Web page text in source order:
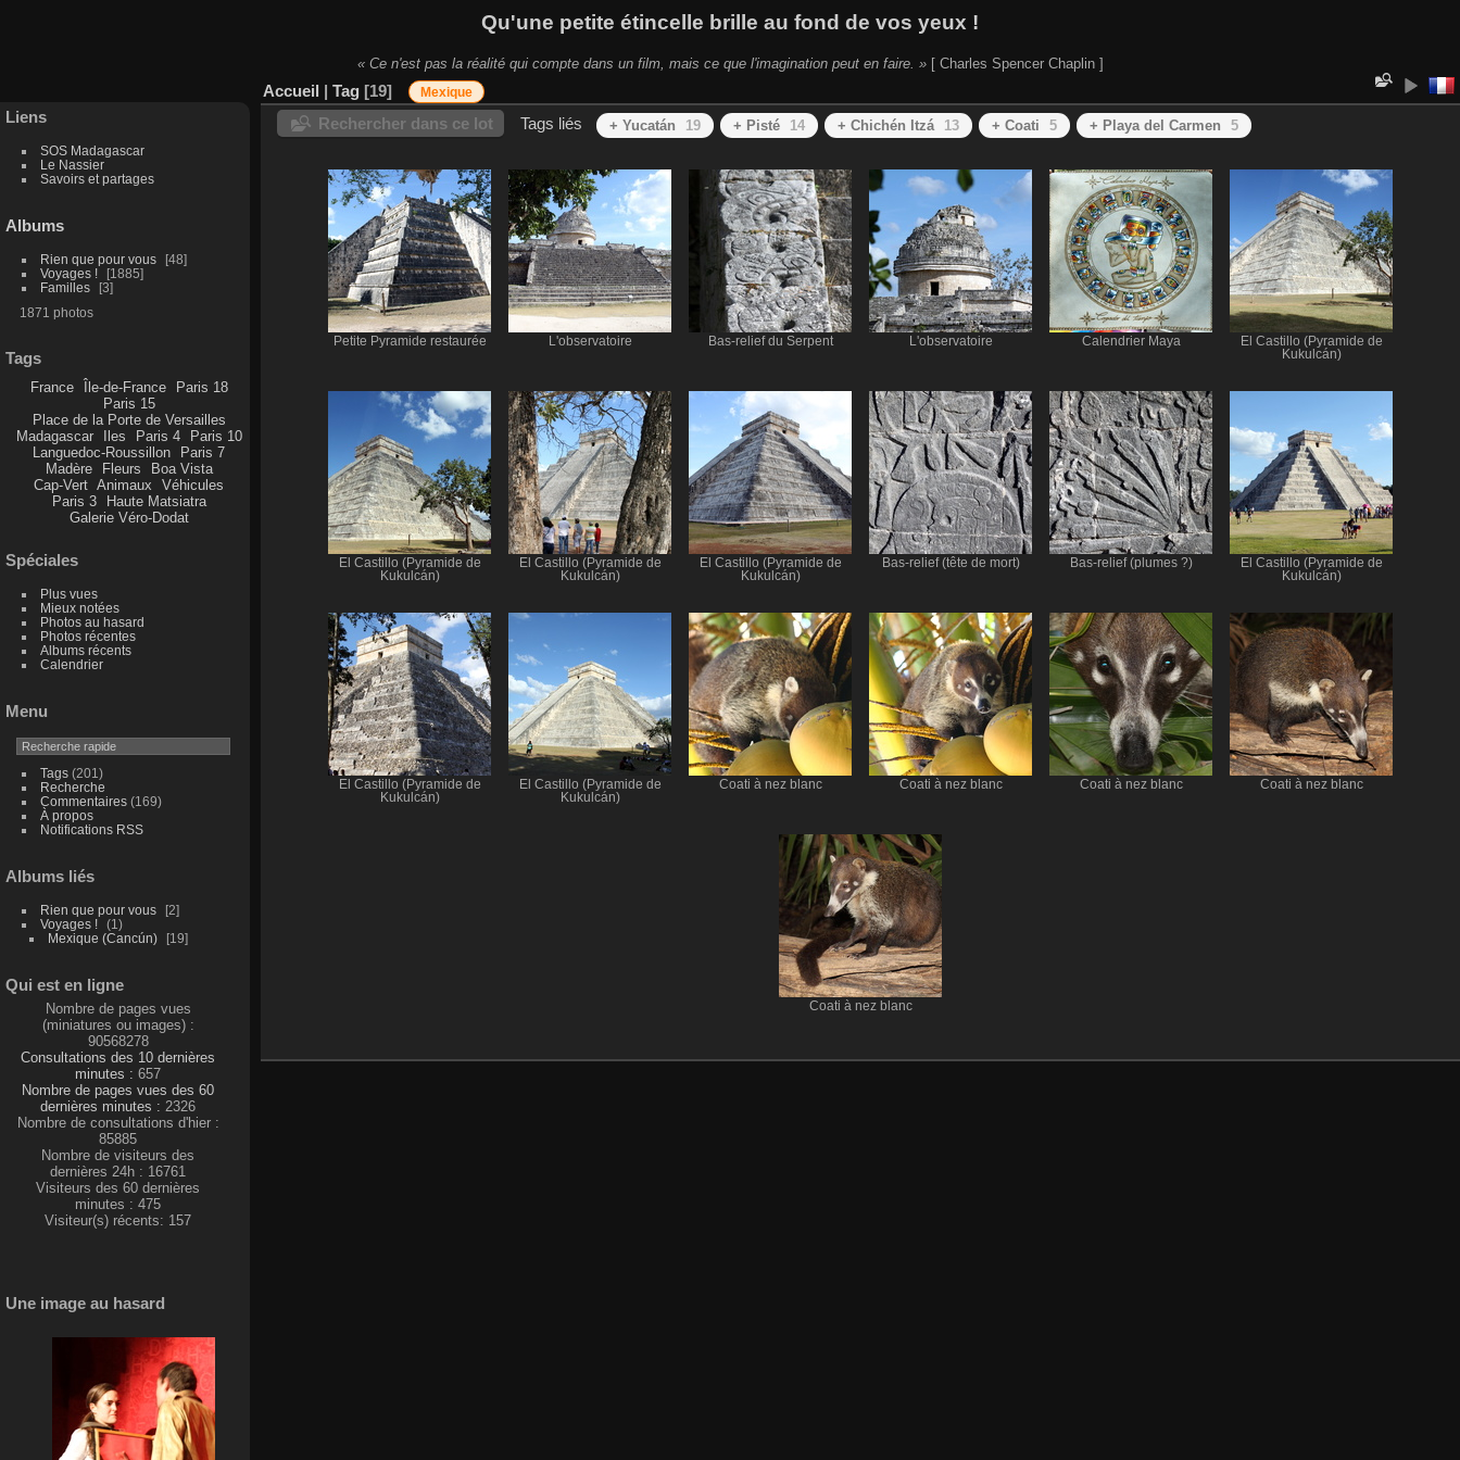
Qu'une petite étincelle brille au fond de vos yeux !
« Ce n'est pas la réalité qui compte dans un film, mais ce que l'imagination peut en faire. »[ Charles Spencer Chaplin ]
Liens
SOS Madagascar
Le Nassier
Savoirs et partages
Albums
Rien que pour vous
48
Voyages !
1885
Familles
3
1871 photos
Tags
France Île-de-France
Paris 18
Paris 15
Place de la Porte de Versailles
Madagascar
Iles Paris 4
Paris 10
Languedoc-Roussillon
Paris 7
Madère
Fleurs
Boa Vista
Cap-Vert Animaux
Véhicules
Paris 3
Haute Matsiatra
Galerie Véro-Dodat
Spéciales
Plus vues
Mieux notées
Photos au hasard
Photos récentes
Albums récents
Calendrier
Menu
Tags(201)
Recherche
Commentaires(169)
À propos
Notifications RSS
Albums liés
Rien que pour vous
2
Voyages !
1
Mexique (Cancún)
19
Qui est en ligne
Nombre de pages vues
(miniatures ou images) :
90568278
Consultations des 10 dernières
minutes :657
Nombre de pages vues des 60
dernières minutes : 2326
Nombre de consultations d'hier :
85885
Nombre de visiteurs des
dernières 24h : 16761
Visiteurs des 60 dernières
minutes : 475
Visiteur(s) récents: 157
Une image au hasard
Accueil | Tag 19 Mexique
Rechercher dans ce lot Tags liés + Yucatán 19 + Pisté 14 + Chichén Itzá 13 + Coati 5 + Playa del Carmen 5
Petite Pyramide restaurée L'observatoire Bas-relief du Serpent L'observatoire Calendrier Maya
El Castillo (Pyramide de
Kukulcán)
El Castillo (Pyramide de
Kukulcán)
El Castillo (Pyramide de
Kukulcán)
El Castillo (Pyramide de
Kukulcán)
Bas-relief (tête de mort) Bas-relief (plumes ?)
El Castillo (Pyramide de
Kukulcán)
El Castillo (Pyramide de
Kukulcán)
El Castillo (Pyramide de
Kukulcán)
Coati à nez blanc Coati à nez blanc Coati à nez blanc Coati à nez blanc
Coati à nez blanc